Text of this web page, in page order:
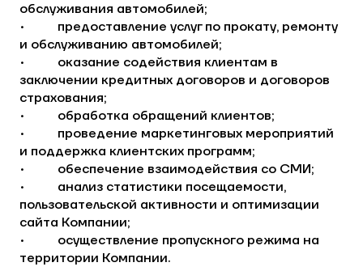
обслуживания автомобилей;
• предоставление услуг по прокату, ремонту
и обслуживанию автомобилей;
• оказание содействия клиентам в
заключении кредитных договоров и договоров
страхования;
• обработка обращений клиентов;
• проведение маркетинговых мероприятий
и поддержка клиентских программ;
• обеспечение взаимодействия со СМИ;
• анализ статистики посещаемости,
пользовательской активности и оптимизации
сайта Компании;
• осуществление пропускного режима на
территории Компании.